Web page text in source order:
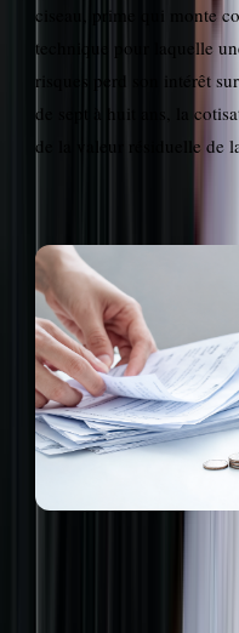
ciseau, prime qui monte
technique pour laquelle
risques perd son intérêt
de sept à huit ans, la
de la valeur résiduelle de